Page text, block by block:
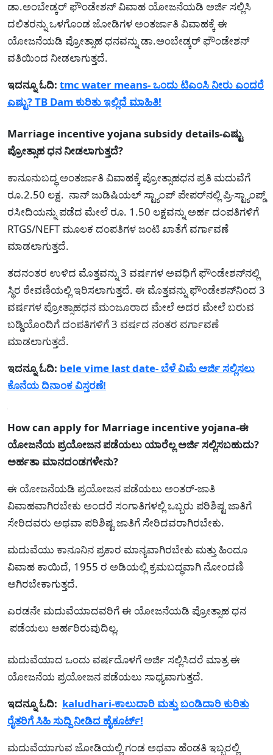
ಡಾ.ಅಂಬೇಡ್ಕರ್ ಫೌಂಡೇಶನ್ ವಿವಾಹ ಯೋಜನೆಯಡಿ ಅರ್ಜಿ ಸಲ್ಲಿಸಿ
ದಲಿತರನ್ನು ಒಳಗೊಂಡ ಜೋಡಿಗಳ ಅಂತರ್ಜಾತಿ ವಿವಾಹಕ್ಕೆ ಈ
ಯೋಜನೆಯಡಿ ಪ್ರೋತ್ಸಾಹ ಧನವನ್ನು ಡಾ.ಅಂಬೇಡ್ಕರ್ ಫೌಂಡೇಶನ್
ವತಿಯಿಂದ ನೀಡಲಾಗುತ್ತದೆ.
ಇದನ್ನೂ ಓದಿ: tmc water means- ಒಂದು ಟಿಎಂಸಿ ನೀರು ಎಂದರೆ
ಎಷ್ಟು? TB Dam ಕುರಿತು ಇಲ್ಲಿದೆ ಮಾಹಿತಿ!
Marriage incentive yojana subsidy details-ಎಷ್ಟು
ಪ್ರೋತ್ಸಾಹ ಧನ ನೀಡಲಾಗುತ್ತದೆ?
ಕಾನೂನುಬದ್ಧ ಅಂತರ್ಜಾತಿ ವಿವಾಹಕ್ಕೆ ಪ್ರೋತ್ಸಾಹಧನ ಪ್ರತಿ ಮದುವೆಗೆ
ರೂ.2.50 ಲಕ್ಷ. ನಾನ್ ಜುಡಿಷಿಯಲ್ ಸ್ಟ್ಯಾಂಪ್ ಪೇಪರ್‌ನಲ್ಲಿ ಪ್ರಿ-ಸ್ಟ್ಯಾಂಪ್ಡ್
ರಸೀದಿಯನ್ನು ಪಡೆದ ಮೇಲೆ ರೂ. 1.50 ಲಕ್ಷವನ್ನು ಅರ್ಹ ದಂಪತಿಗಳಿಗೆ
RTGS/NEFT ಮೂಲಕ ದಂಪತಿಗಳ ಜಂಟಿ ಖಾತೆಗೆ ವರ್ಗಾವಣೆ
ಮಾಡಲಾಗುತ್ತದೆ.
ತದನಂತರ ಉಳಿದ ಮೊತ್ತವನ್ನು 3 ವರ್ಷಗಳ ಅವಧಿಗೆ ಫೌಂಡೇಶನ್‌ನಲ್ಲಿ
ಸ್ಥಿರ ಠೇವಣಿಯಲ್ಲಿ ಇರಿಸಲಾಗುತ್ತದೆ. ಈ ಮೊತ್ತವನ್ನು ಫೌಂಡೇಶನ್‌ನಿಂದ 3
ವರ್ಷಗಳ ಪ್ರೋತ್ಸಾಹಧನ ಮಂಜೂರಾದ ಮೇಲೆ ಅದರ ಮೇಲೆ ಬರುವ
ಬಡ್ಡಿಯೊಂದಿಗೆ ದಂಪತಿಗಳಿಗೆ 3 ವರ್ಷದ ನಂತರ ವರ್ಗಾವಣೆ
ಮಾಡಲಾಗುತ್ತದೆ.
ಇದನ್ನೂ ಓದಿ: bele vime last date- ಬೆಳೆ ವಿಮೆ ಅರ್ಜಿ ಸಲ್ಲಿಸಲು
ಕೊನೆಯ ದಿನಾಂಕ ವಿಸ್ತರಣೆ!
How can apply for Marriage incentive yojana-ಈ
ಯೋಜನೆಯ ಪ್ರಯೋಜನ ಪಡೆಯಲು ಯಾರೆಲ್ಲ ಅರ್ಜಿ ಸಲ್ಲಿಸಬಹುದು?
ಅರ್ಹತಾ ಮಾನದಂಡಗಳೇನು?
ಈ ಯೋಜನೆಯಡಿ ಪ್ರಯೋಜನ ಪಡೆಯಲು ಅಂತರ್-ಜಾತಿ
ವಿವಾಹವಾಗಿರಬೇಕು ಅಂದರೆ ಸಂಗಾತಿಗಳಲ್ಲಿ ಒಬ್ಬರು ಪರಿಶಿಷ್ಟ ಜಾತಿಗೆ
ಸೇರಿದವರು ಅಥವಾ ಪರಿಶಿಷ್ಟ ಜಾತಿಗೆ ಸೇರಿದವರಾಗಿರಬೇಕು.
ಮದುವೆಯು ಕಾನೂನಿನ ಪ್ರಕಾರ ಮಾನ್ಯವಾಗಿರಬೇಕು ಮತ್ತು ಹಿಂದೂ
ವಿವಾಹ ಕಾಯಿದೆ, 1955 ರ ಅಡಿಯಲ್ಲಿ ಕ್ರಮಬದ್ಧವಾಗಿ ನೋಂದಣಿ
ಅಗಿರಬೇಕಾಗುತ್ತದೆ.
ಎರಡನೇ ಮದುವೆಯಾದವರಿಗೆ ಈ ಯೋಜನೆಯಡಿ ಪ್ರೋತ್ಸಾಹ ಧನ
ಪಡೆಯಲು ಅರ್ಹರಿರುವುದಿಲ್ಲ.
ಮದುವೆಯಾದ ಒಂದು ವರ್ಷದೊಳಗೆ ಅರ್ಜಿ ಸಲ್ಲಿಸಿದರೆ ಮಾತ್ರ ಈ
ಯೋಜನೆಯ ಪ್ರಯೋಜನ ಪಡೆಯಲು ಸಾಧ್ಯವಾಗುತ್ತದೆ.
ಇದನ್ನೂ ಓದಿ: kaludhari-ಕಾಲುದಾರಿ ಮತ್ತು ಬಂಡಿದಾರಿ ಕುರಿತು
ರೈತರಿಗೆ ಸಿಹಿ ಸುದ್ದಿ ನೀಡಿದ ಹೈಕೂರ್ಟ್!
ಮದುವೆಯಾಗುವ ಜೋಡಿಯಲ್ಲಿ ಗಂಡ ಅಥವಾ ಹೆಂಡತಿ ಇಬ್ಬರಲ್ಲಿ